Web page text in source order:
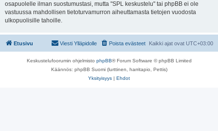
osapuolelle ilman suostumustasi, mutta "SPL keskustelu" tai phpBB ei ole
vastuussa mahdollisen tietoturvamurron aiheuttamasta tietojen vuodosta
ulkopuolisille tahoille.
Etusivu Kaikki ajat ovat UTC+03:00
Poista evästeet
Viesti Ylläpidolle
Keskustelufoorumin ohjelmisto phpBB® Forum Software © phpBB Limited
Käännös: phpBB Suomi (lurttinen, harritapio, Pettis)
Yksityisyys | Ehdot